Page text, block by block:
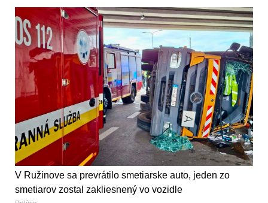
V Ružinove sa prevrátilo smetiarske auto, jeden zo
smetiarov zostal zakliesnený vo vozidle